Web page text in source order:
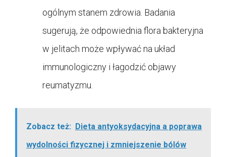
ogólnym stanem zdrowia. Badania
sugerują, że odpowiednia flora bakteryjna
w jelitach może wpływać na układ
immunologiczny i łagodzić objawy
reumatyzmu.
Zobacz też: Dieta antyoksydacyjna a poprawa
wydolności fizycznej i zmniejszenie bólów